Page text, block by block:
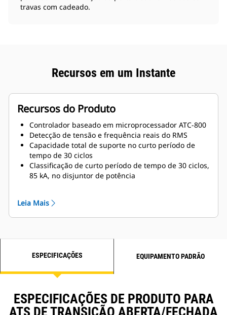
travas com cadeado.
Recursos em um Instante
Recursos do Produto
Controlador baseado em microprocessador ATC-800
Detecção de tensão e frequência reais do RMS
Capacidade total de suporte no curto período de
tempo de 30 ciclos
Classificação de curto período de tempo de 30 ciclos,
85 kA, no disjuntor de potência
Indicação de disponibilidade da fonte
Contatos auxiliares das fontes 1 e 2
Botão de teste do sistema
Sinóptico
alavanca de operação fixada permanentemente
ATS e nos dispositivos de comutação de energia
totalmente intercambiáveis entre unidades ATS e de
Leia Mais
ESPECIFICAÇÕES EQUIPAMENTO PADRÃO
ESPECIFICAÇÕES DE PRODUTO PARA